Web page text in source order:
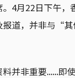
4月22日下午，
报道，并非与“
并非重要......即